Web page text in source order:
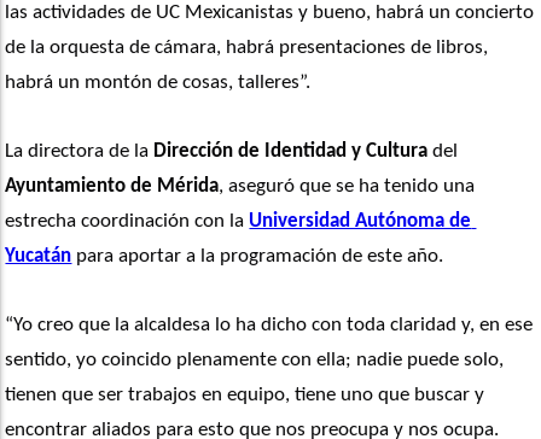
las actividades de UC Mexicanistas y bueno, habrá un concierto
de la orquesta de cámara, habrá presentaciones de libros,
habrá un montón de cosas, talleres”.
La directora de la Dirección de Identidad y Cultura
Ayuntamiento de Mérida, aseguró que se ha tenido una
estrecha coordinación con la Universidad Autónoma de
Yucatán para aportar a la programación de este año.
“Yo creo que la alcaldesa lo ha dicho con toda claridad y, en ese
sentido, yo coincido plenamente con ella; nadie puede solo,
tienen que ser trabajos en equipo, tiene uno que buscar y
encontrar aliados para esto que nos preocupa y nos ocupa.